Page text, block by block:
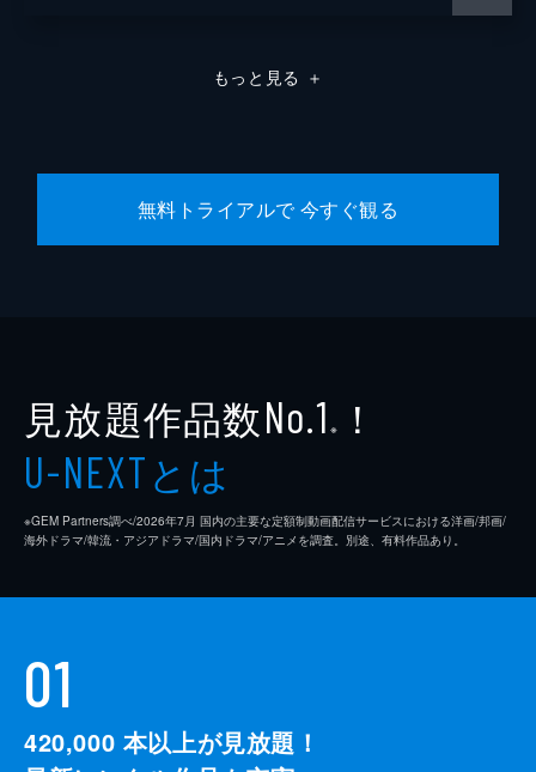
もっと見る ＋
無料トライアルで 今すぐ観る
見放題作品数No.1 ※ ！
U-NEXTとは
※GEM Partners調べ/2026年7⽉ 国内の主要な定額制動画配信サービスにおける洋画/邦画/
海外ドラマ/韓流・アジアドラマ/国内ドラマ/アニメを調査。別途、有料作品あり。
01
420,000 本以上が見放題！